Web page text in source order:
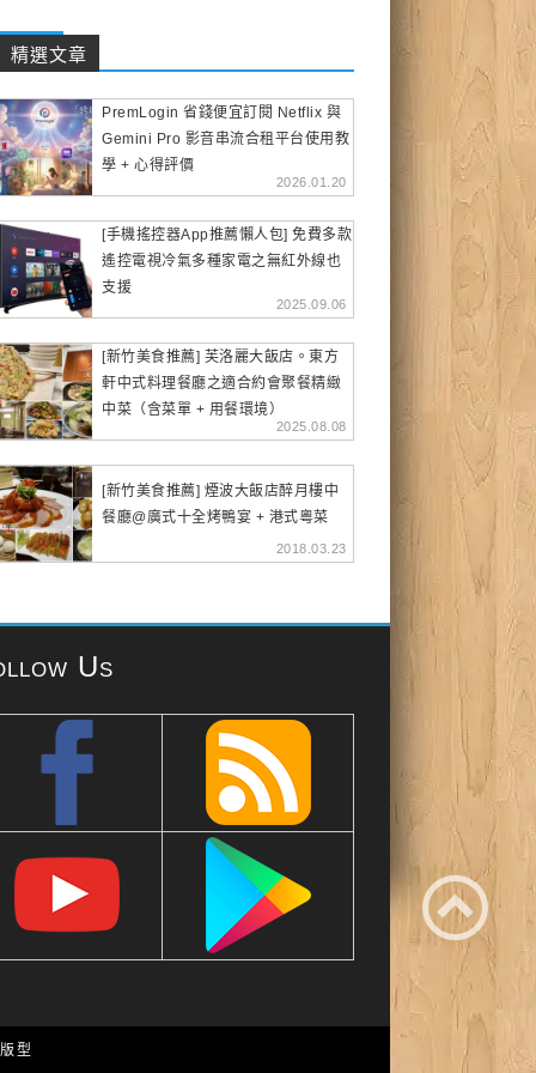
精選文章
PremLogin 省錢便宜訂閱 Netflix 與
Gemini Pro 影音串流合租平台使用教
學 + 心得評價
2026.01.20
[手機搖控器App推薦懶人包] 免費多款
遙控電視冷氣多種家電之無紅外線也
支援
2025.09.06
[新竹美食推薦] 芙洛麗大飯店。東方
軒中式料理餐廳之適合約會聚餐精緻
中菜（含菜單 + 用餐環境）
2025.08.08
[新竹美食推薦] 煙波大飯店醉月樓中
餐廳@廣式十全烤鴨宴 + 港式粵菜
2018.03.23
Us
型